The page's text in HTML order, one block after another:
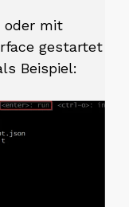
oder mit
gestartet
Beispiel: